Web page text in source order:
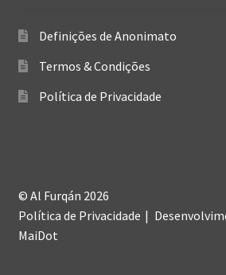
Definições de Anonimato
Termos & Condições
Política de Privacidade
© Al Furqán 2026
Política de Privacidade
MaiDot